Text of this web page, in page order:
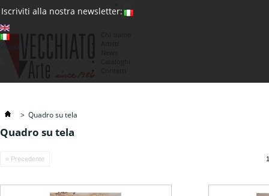
Iscriviti alla nostra newsletter:
> Quadro su tela
Quadro su tela
« Precedente 1